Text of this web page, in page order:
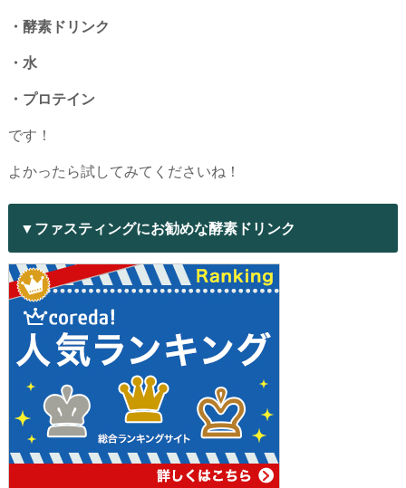
・酵素ドリンク
・水
・プロテイン
です！
よかったら試してみてくださいね！
▼ファスティングにお勧めな酵素ドリンク